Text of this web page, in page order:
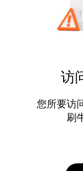
访
您所要访
刷